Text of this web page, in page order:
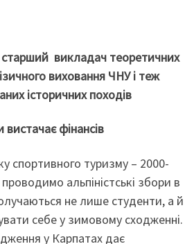
викладач теоретичних
виховання ЧНУ і теж
історичних походів
фінансів
спортивного туризму – 2000-
альпіністські збори в
не лише студенти, а й
себе у зимовому сходженні.
у Карпатах дає